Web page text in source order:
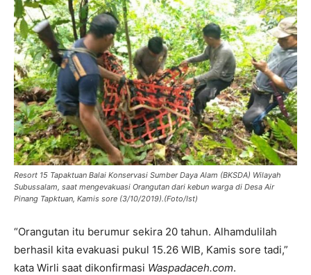
Resort 15 Tapaktuan Balai Konservasi Sumber Daya Alam (BKSDA) Wilayah
Subussalam, saat mengevakuasi Orangutan dari kebun warga di Desa Air
Pinang Tapktuan, Kamis sore (3/10/2019).(Foto/Ist)
“Orangutan itu berumur sekira 20 tahun. Alhamdulilah
berhasil kita evakuasi pukul 15.26 WIB, Kamis sore tadi,”
kata Wirli saat dikonfirmasi Waspadaceh.com.